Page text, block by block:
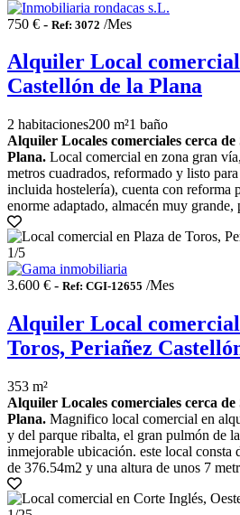
750 € - Ref: 3072 /Mes
Alquiler Local comercial
Castellón de la Plana
2 habitaciones200 m²1 baño
Alquiler Locales comerciales cerca de
Plana. Local comercial en zona gran
metros cuadrados, reformado y listo
incluida hostelería), cuenta con reforma
enorme adaptado, almacén muy grande,
1/5
3.600 € - Ref: CGI-12655 /Mes
Alquiler Local comercial
Toros, Periañez
353 m²
Alquiler Locales comerciales cerca de
Plana. Magnifico local comercial en
y del parque ribalta, el gran pulmón de
inmejorable ubicación. este local consta
de 376.54m2 y una altura de unos 7